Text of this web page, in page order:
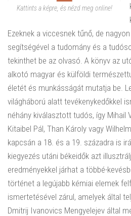
Kattints a képre, és nézd meg online!
Ezeknek a viccesnek tűnő, de
segítségével a tudomány és a
tekinthet be az olvasó. A könyv az
alkotó magyar és külföldi
életét és munkásságát mutatja be.
világháború alatt tevékenykedőkkel
néhány kiválasztott tudós, így Mihail
Kitaibel Pál, Than Károly vagy
kapcsán a 18. és a 19. századra is
kiegyezés utáni békeidők azt
eredményekkel járhat a többé-
történet a legújabb kémiai elemek
ismertetésével zárul, amelyek által
Dmitrij Ivanovics Mengyelejev által